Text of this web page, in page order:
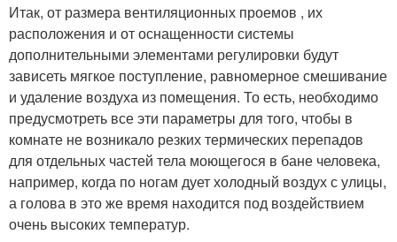
Итак, от размера вентиляционных проемов , их
расположения и от оснащенности системы
дополнительными элементами регулировки будут
зависеть мягкое поступление, равномерное смешивание
и удаление воздуха из помещения. То есть, необходимо
предусмотреть все эти параметры для того, чтобы в
комнате не возникало резких термических перепадов
для отдельных частей тела моющегося в бане человека,
например, когда по ногам дует холодный воздух с улицы,
а голова в это же время находится под воздействием
очень высоких температур.